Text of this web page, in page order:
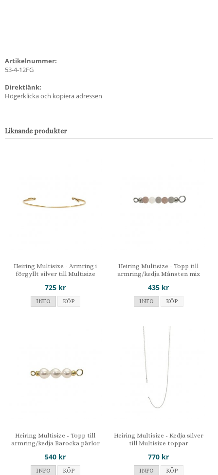
Artikelnummer:
53-4-12FG
Direktlänk:
Högerklicka och kopiera adressen
Liknande produkter
Heiring Multisize - Armring i
förgyllt silver till Multisize
725 kr
INFO KÖP
Heiring Multisize - Topp till
armring/kedja Månsten mix
435 kr
INFO KÖP
Heiring Multisize - Topp till
armring/kedja Barocka pärlor
540 kr
INFO KÖP
Heiring Multisize - Kedja silver
till Multisize toppar
770 kr
INFO KÖP